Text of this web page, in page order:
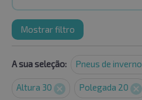
Mostrar filtro
A sua seleção: Pneus de inverno
Altura 30 Polegada 20